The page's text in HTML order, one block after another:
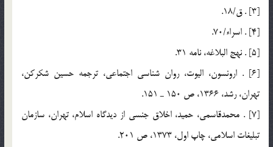
[3] . ق/18.
[4] . اسراء/70.
[5] . نهج البلاغه، نامه 31.
[6] . ارونسون، اليوت، روان شناسي اجتماعي، ترجمه حسين شكركن،
تهران، رشد، 1366، ص 150 ـ 151.
[7] . محمدقاسمي، حميد، اخلاق جنسي از ديدگاه اسلام، تهران، سازمان
تبليغات اسلامي، چاپ اول، 1373، ص 201.